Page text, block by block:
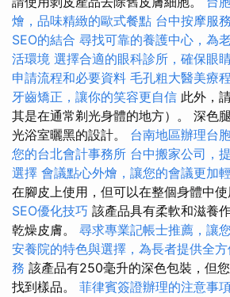
燴，品味精緻的歐式餐點 台中按摩服
SEO的結合 尋找可靠的養護中心，為
活環境 選擇合適的眼科診所，確保眼
申請流程和必要資料 毛孔粗大醫美療
牙齒矯正，讓你的笑容更自信 此外，
其是在通常剃光身體的地方）。 深色
光浴室曬黑的設計。 台南地區辦理台
您的台北會計事務所 台中搬家公司，
選擇 會議點心外燴，讓您的會議更加
在腳皮上使用，但可以在整個身體中使
SEO優化技巧 該產品具有柔軟和滋養
乾燥皮膚。 尋求專業記帳士推薦，讓
安養院的特色與選擇，為長者提供全
務 該產品有250毫升的深色包裝，但
找到樣品。 菲律賓簽證辦理的注意事